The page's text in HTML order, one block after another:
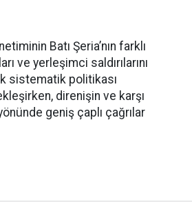
Batı Şeria’nın farklı
ve yerleşimci saldırılarını
sistematik politikası
direnişin ve karşı
geniş çaplı çağrılar